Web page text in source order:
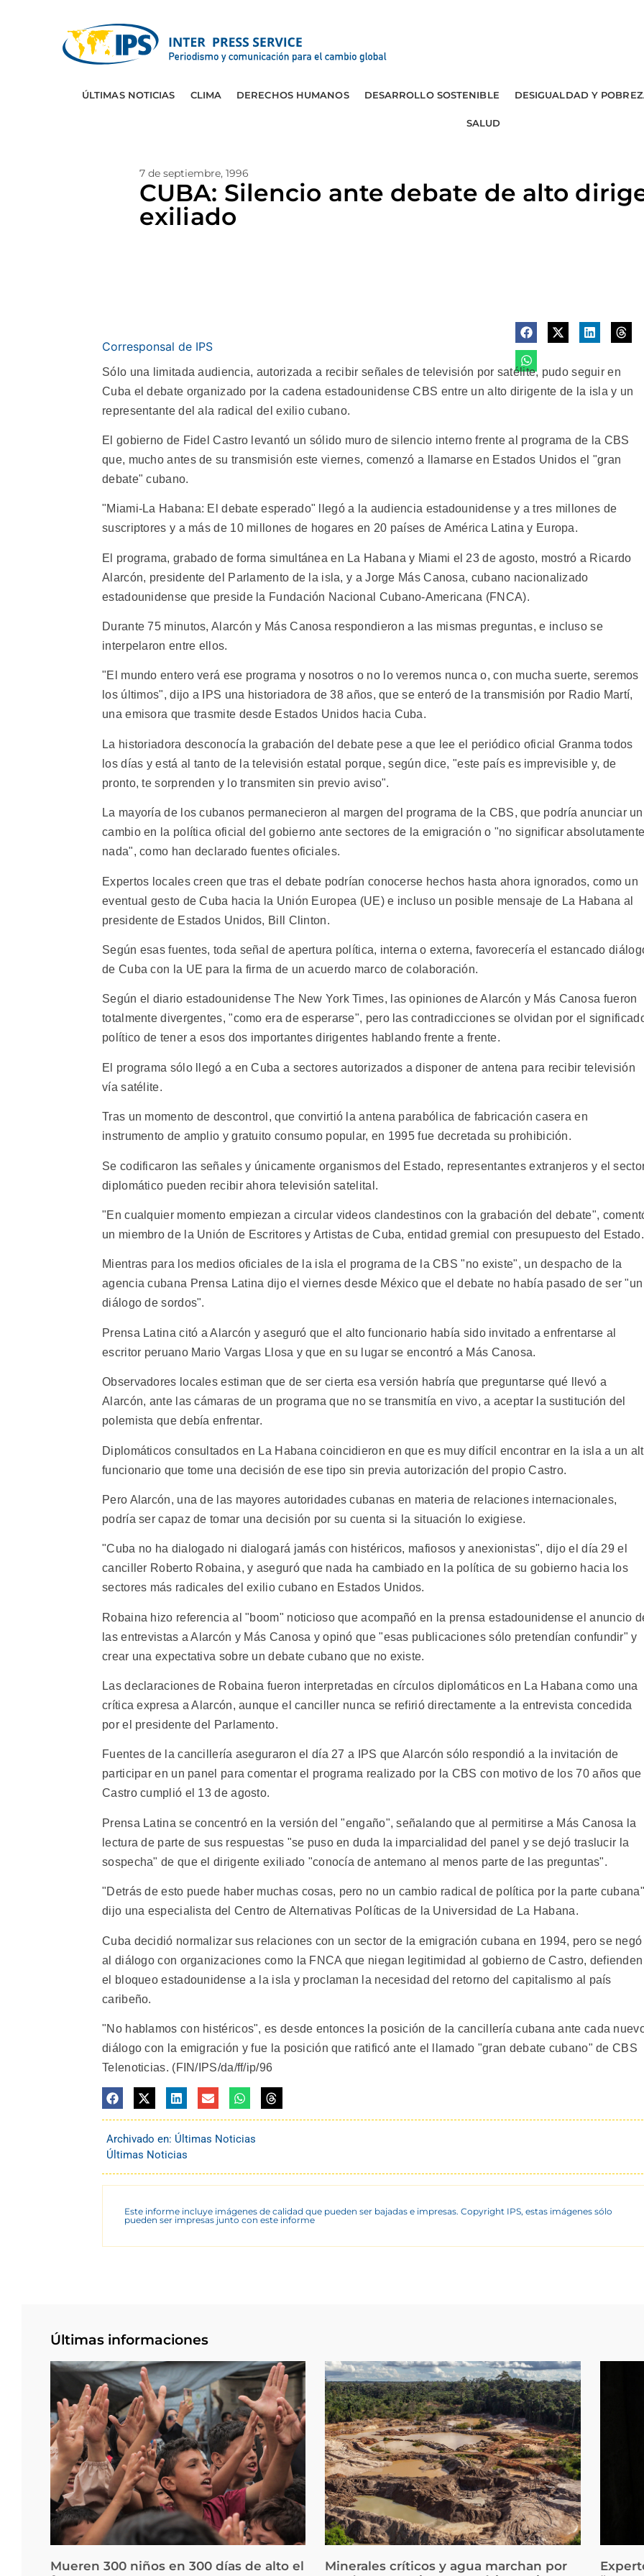
ÚLTIMAS NOTICIAS CLIMA DERECHOS HUMANOS DESARROLLO SOSTENIBLE DESIGUALDAD Y
SALUD
7 de septiembre, 1996
CUBA: Silencio ante debate de alto
exiliado
Corresponsal de IPS
Sólo una limitada audiencia, autorizada a recibir señales de televisión por satélite, pudo seguir en
Cuba el debate organizado por la cadena estadounidense CBS entre un alto dirigente de la isla y un
representante del ala radical del exilio cubano.
El gobierno de Fidel Castro levantó un sólido muro de silencio interno frente al programa de la CBS
que, mucho antes de su transmisión este viernes, comenzó a llamarse en Estados Unidos el "gran
debate" cubano.
"Miami-La Habana: El debate esperado" llegó a la audiencia estadounidense y a tres millones de
suscriptores y a más de 10 millones de hogares en 20 países de América Latina y Europa.
El programa, grabado de forma simultánea en La Habana y Miami el 23 de agosto, mostró a Ricardo
Alarcón, presidente del Parlamento de la isla, y a Jorge Más Canosa, cubano nacionalizado
estadounidense que preside la Fundación Nacional Cubano-Americana (FNCA).
Durante 75 minutos, Alarcón y Más Canosa respondieron a las mismas preguntas, e incluso se
interpelaron entre ellos.
"El mundo entero verá ese programa y nosotros o no lo veremos nunca o, con mucha suerte, seremos
los últimos", dijo a IPS una historiadora de 38 años, que se enteró de la transmisión por Radio Martí,
una emisora que trasmite desde Estados Unidos hacia Cuba.
La historiadora desconocía la grabación del debate pese a que lee el periódico oficial Granma todos
los días y está al tanto de la televisión estatal porque, según dice, "este país es imprevisible y, de
pronto, te sorprenden y lo transmiten sin previo aviso".
La mayoría de los cubanos permanecieron al margen del programa de la CBS, que podría anunciar un
cambio en la política oficial del gobierno ante sectores de la emigración o "no significar
nada", como han declarado fuentes oficiales.
Expertos locales creen que tras el debate podrían conocerse hechos hasta ahora ignorados, como un
eventual gesto de Cuba hacia la Unión Europea (UE) e incluso un posible mensaje de La Habana al
presidente de Estados Unidos, Bill Clinton.
Según esas fuentes, toda señal de apertura política, interna o externa, favorecería el estancado
de Cuba con la UE para la firma de un acuerdo marco de colaboración.
Según el diario estadounidense The New York Times, las opiniones de Alarcón y Más Canosa fueron
totalmente divergentes, "como era de esperarse", pero las contradicciones se olvidan por el
político de tener a esos dos importantes dirigentes hablando frente a frente.
El programa sólo llegó a en Cuba a sectores autorizados a disponer de antena para recibir televisión
vía satélite.
Tras un momento de descontrol, que convirtió la antena parabólica de fabricación casera en
instrumento de amplio y gratuito consumo popular, en 1995 fue decretada su prohibición.
Se codificaron las señales y únicamente organismos del Estado, representantes extranjeros y el
diplomático pueden recibir ahora televisión satelital.
"En cualquier momento empiezan a circular videos clandestinos con la grabación del debate",
un miembro de la Unión de Escritores y Artistas de Cuba, entidad gremial con presupuesto del Estado.
Mientras para los medios oficiales de la isla el programa de la CBS "no existe", un despacho de la
agencia cubana Prensa Latina dijo el viernes desde México que el debate no había pasado de ser "un
diálogo de sordos".
Prensa Latina citó a Alarcón y aseguró que el alto funcionario había sido invitado a enfrentarse al
escritor peruano Mario Vargas Llosa y que en su lugar se encontró a Más Canosa.
Observadores locales estiman que de ser cierta esa versión habría que preguntarse qué llevó a
Alarcón, ante las cámaras de un programa que no se transmitía en vivo, a aceptar la sustitución del
polemista que debía enfrentar.
Diplomáticos consultados en La Habana coincidieron en que es muy difícil encontrar en la isla a un
funcionario que tome una decisión de ese tipo sin previa autorización del propio Castro.
Pero Alarcón, una de las mayores autoridades cubanas en materia de relaciones internacionales,
podría ser capaz de tomar una decisión por su cuenta si la situación lo exigiese.
"Cuba no ha dialogado ni dialogará jamás con histéricos, mafiosos y anexionistas", dijo el día 29 el
canciller Roberto Robaina, y aseguró que nada ha cambiado en la política de su gobierno hacia los
sectores más radicales del exilio cubano en Estados Unidos.
Robaina hizo referencia al "boom" noticioso que acompañó en la prensa estadounidense el anuncio
las entrevistas a Alarcón y Más Canosa y opinó que "esas publicaciones sólo pretendían confundir" y
crear una expectativa sobre un debate cubano que no existe.
Las declaraciones de Robaina fueron interpretadas en círculos diplomáticos en La Habana como una
crítica expresa a Alarcón, aunque el canciller nunca se refirió directamente a la entrevista concedida
por el presidente del Parlamento.
Fuentes de la cancillería aseguraron el día 27 a IPS que Alarcón sólo respondió a la invitación de
participar en un panel para comentar el programa realizado por la CBS con motivo de los 70 años que
Castro cumplió el 13 de agosto.
Prensa Latina se concentró en la versión del "engaño", señalando que al permitirse a Más Canosa la
lectura de parte de sus respuestas "se puso en duda la imparcialidad del panel y se dejó traslucir la
sospecha" de que el dirigente exiliado "conocía de antemano al menos parte de las preguntas".
"Detrás de esto puede haber muchas cosas, pero no un cambio radical de política por la parte
dijo una especialista del Centro de Alternativas Políticas de la Universidad de La Habana.
Cuba decidió normalizar sus relaciones con un sector de la emigración cubana en 1994, pero se negó
al diálogo con organizaciones como la FNCA que niegan legitimidad al gobierno de Castro, defienden
el bloqueo estadounidense a la isla y proclaman la necesidad del retorno del capitalismo al país
caribeño.
"No hablamos con histéricos", es desde entonces la posición de la cancillería cubana ante cada
diálogo con la emigración y fue la posición que ratificó ante el llamado "gran debate cubano" de CBS
Telenoticias. (FIN/IPS/da/ff/ip/96
Archivado en: Últimas Noticias
Últimas Noticias
Este informe incluye imágenes de calidad que pueden ser bajadas e impresas. Copyright IPS, estas imágenes sólo
pueden ser impresas junto con este informe
Últimas informaciones
Mueren 300 niños en 300 días de alto el
Minerales críticos y agua marchan por